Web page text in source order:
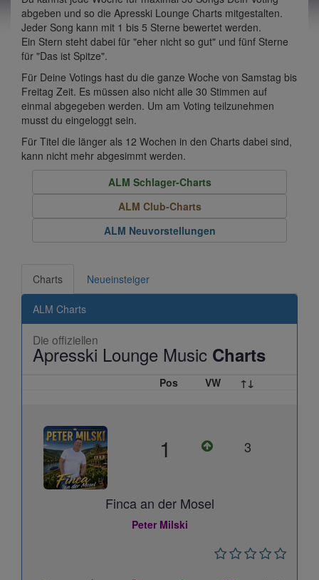
abgeben und so die Apresski Lounge Charts mitgestalten.
Jeder Song kann mit 1 bis 5 Sterne bewertet werden.
Ein Stern steht dabei für "eher nicht so gut" und fünf Sterne
für "Das ist Spitze".
Für Deine Votings hast du die ganze Woche von Samstag bis
Freitag Zeit. Es müssen also nicht alle 30 Stimmen auf
einmal abgegeben werden. Um am Voting teilzunehmen
musst du eingeloggt sein.
Für Titel die länger als 12 Wochen in den Charts dabei sind,
kann nicht mehr abgesimmt werden.
ALM Schlager-Charts
ALM Club-Charts
ALM Neuvorstellungen
Charts Neueinsteiger
ALM Charts
Die offiziellen
Apresski Lounge Music Charts
Pos VW ↑↓
1 3
Finca an der Mosel
Peter Milski